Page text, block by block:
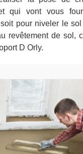
qui vont vous
pour niveler le
revêtement de sol,
D Orly.